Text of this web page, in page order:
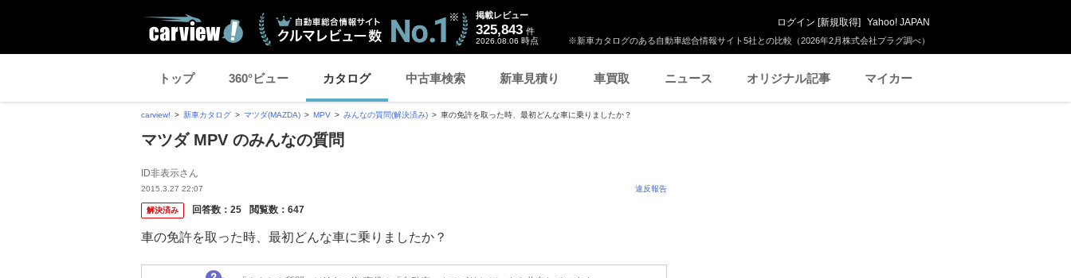
※新車カタログのある自動車総合情報サイト5社との比較（2026年2月株式会社プラグ調べ）
掲載レビュー
325,843 件
2026.08.06 時点
ログイン [新規取得] Yahoo! JAPAN
トップ 360°ビュー カタログ 中古車検索 新車見積り 車買取 ニュース オリジナル記事 マイカー
carview! 新車カタログ マツダ(MAZDA) MPV みんなの質問(解決済み) 車の免許を取った時、最初どんな車に乗りましたか？
マツダ MPV のみんなの質問
ID非表示さん
2015.3.27 22:07 違反報告
解決済み 回答数： 25 閲覧数： 647
車の免許を取った時、最初どんな車に乗りましたか？